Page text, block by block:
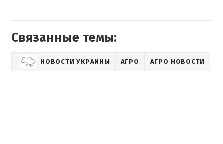
Связанные темы:
НОВОСТИ УКРАИНЫ АГРО АГРО НОВОСТИ